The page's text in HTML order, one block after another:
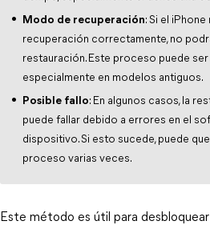
Modo de recuperación: Si el
recuperación correctamente, no
restauración. Este proceso puede
especialmente en modelos antiguos.
Posible fallo: En algunos casos, la
puede fallar debido a errores en el
dispositivo. Si esto sucede, puede
proceso varias veces.
Este método es útil para